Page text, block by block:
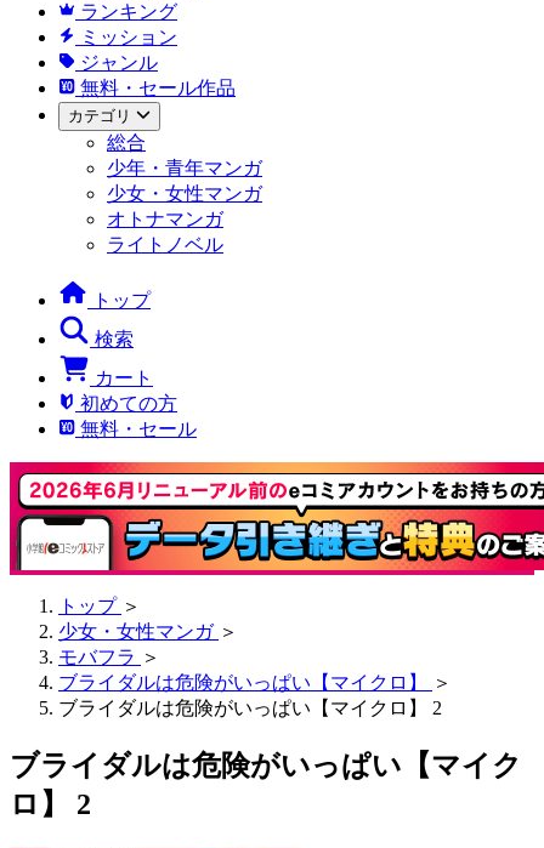
ランキング
ミッション
ジャンル
無料・セール作品
カテゴリ
総合
少年・青年マンガ
少女・女性マンガ
オトナマンガ
ライトノベル
トップ
検索
カート
初めての方
無料・セール
トップ ＞
少女・女性マンガ ＞
モバフラ ＞
ブライダルは危険がいっぱい【マイクロ】
＞
ブライダルは危険がいっぱい【マイクロ】 2
ブライダルは危険がいっぱい【マイク
ロ】 2